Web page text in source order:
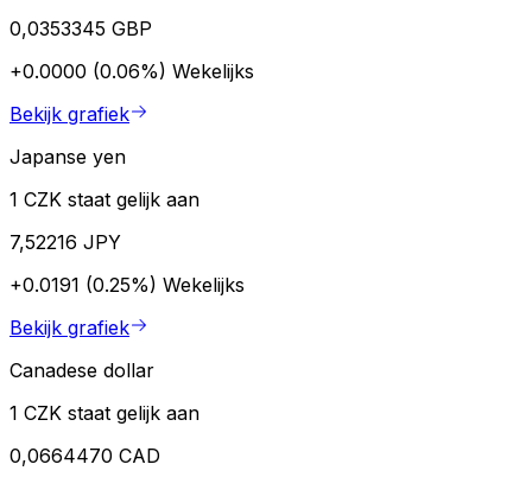
0,0353345 GBP
+0.0000 (0.06%) Wekelijks
Bekijk grafiek
Japanse yen
1 CZK staat gelijk aan
7,52216 JPY
+0.0191 (0.25%) Wekelijks
Bekijk grafiek
Canadese dollar
1 CZK staat gelijk aan
0,0664470 CAD